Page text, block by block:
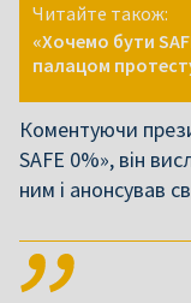
Читайте також:
«Хочемо бути
палацом
Коментуючи
SAFE 0%», він
ним і анонсував